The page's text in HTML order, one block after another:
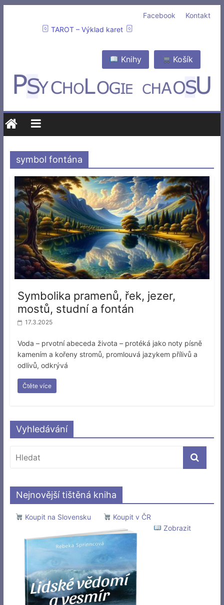
Kontakt
Facebook
TAROT – Výklad karet
Košík
Knihy
symbol fontána
Symbolika pramenů, řek, jezer,
mostů, studní a fontán
17.3.2025
Voda – prvotní abeceda života – protéká jako noty písně
kamením a kořeny stromů, promlouvá jazykem přílivů a
odlivů, odkrývá
Čtěte více
Vyhledávání
Nejnovější tištěná kniha
Koupit na Slovensku
Koupit v ČR
Zobrazit